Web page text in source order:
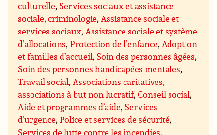
culturelle, Services sociaux et assistance
sociale, criminologie,Assistance sociale et
services sociaux,Assistance sociale et système
d’allocations,Protection de l’enfance,Adoption
et familles d’accueil, Soin des personnes âgées,
Soin des personnes handicapées mentales,
Travail social,Associations caritatives,
associations à but non lucratif,Conseil social,
Aide et programmes d’aide, Services
d’urgence,Police et services de sécurité,
Services de lutte contre les incendies,